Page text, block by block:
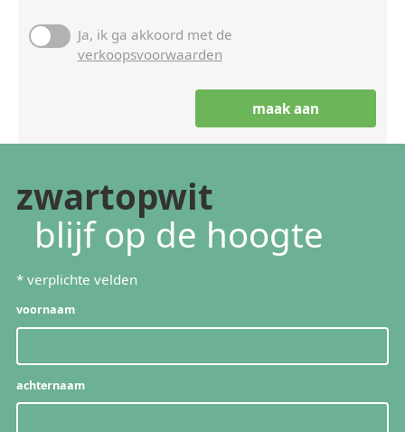
Ja, ik ga akkoord met de
verkoopsvoorwaarden
zwartopwit
blijf op de hoogte
* verplichte velden
voornaam
achternaam